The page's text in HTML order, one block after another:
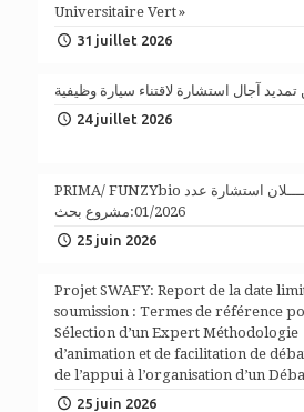
Universitaire Vert »
31 juillet 2026
تمديد آجال استشارة لاقتناء سيارة وظيفية
24 juillet 2026
PRIMA/ FUNZYbio إعــــــلان استشارة عدد
01/2026:مشروع بحث
25 juin 2026
Projet SWAFY: Report de la date
soumission : Termes de référence
Sélection d’un Expert Méthodologie
d’animation et de facilitation de
de l’appui à l’organisation d’un
25 juin 2026